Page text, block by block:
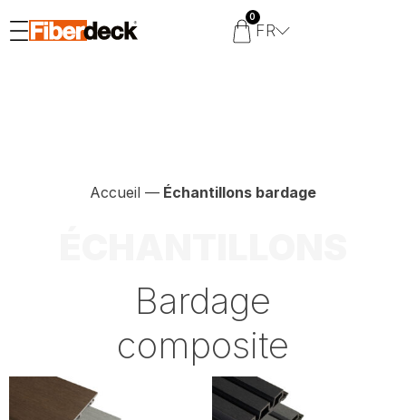
0
FR
Accueil — Échantillons bardage
Bardage
composite